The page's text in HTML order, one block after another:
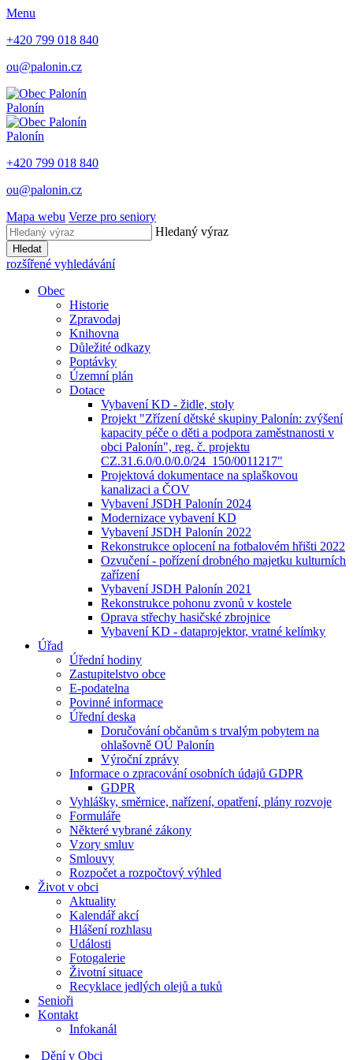
Menu
+420 799 018 840
ou@palonin.cz
Palonín
Palonín
+420 799 018 840
ou@palonin.cz
Mapa webu Verze pro seniory
Hledaný výraz
Hledat
rozšířené vyhledávání
Obec
Historie
Zpravodaj
Knihovna
Důležité odkazy
Poptávky
Územní plán
Dotace
Vybavení KD - židle, stoly
Projekt "Zřízení dětské skupiny Palonín: zvýšení
kapacity péče o děti a podpora zaměstnanosti v
obci Palonín", reg. č. projektu
CZ.31.6.0/0.0/0.0/24_150/0011217"
Projektová dokumentace na splaškovou
kanalizaci a ČOV
Vybavení JSDH Palonín 2024
Modernizace vybavení KD
Vybavení JSDH Palonín 2022
Rekonstrukce oplocení na fotbalovém hřišti 2022
Ozvučení - pořízení drobného majetku kulturních
zařízení
Vybavení JSDH Palonín 2021
Rekonstrukce pohonu zvonů v kostele
Oprava střechy hasičské zbrojnice
Vybavení KD - dataprojektor, vratné kelímky
Úřad
Úřední hodiny
Zastupitelstvo obce
E-podatelna
Povinné informace
Úřední deska
Doručování občanům s trvalým pobytem na
ohlašovně OÚ Palonín
Výroční zprávy
Informace o zpracování osobních údajů GDPR
GDPR
Vyhlášky, směrnice, nařízení, opatření, plány rozvoje
Formuláře
Některé vybrané zákony
Vzory smluv
Smlouvy
Rozpočet a rozpočtový výhled
Život v obci
Aktuality
Kalendář akcí
Hlášení rozhlasu
Události
Fotogalerie
Životní situace
Recyklace jedlých olejů a tuků
Senioři
Kontakt
Infokanál
Dění v Obci